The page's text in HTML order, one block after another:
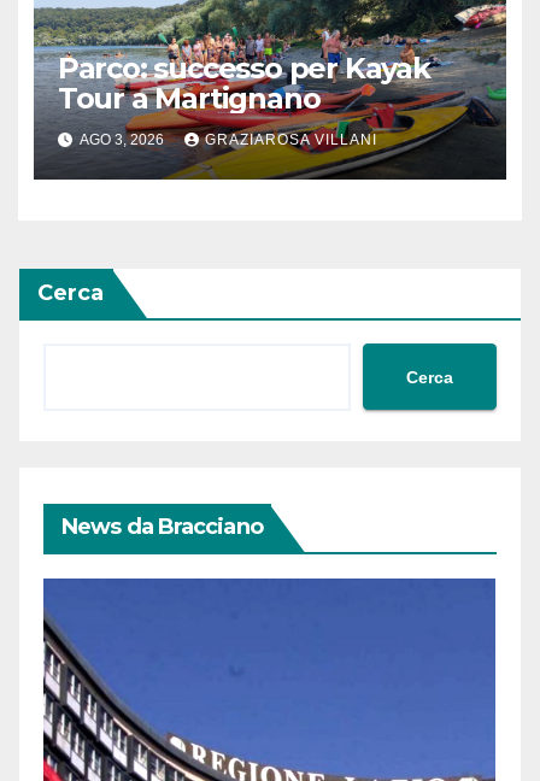
Parco: successo per Kayak
Tour a Martignano
AGO 3, 2026 GRAZIAROSA VILLANI
Cerca
Cerca
News da Bracciano